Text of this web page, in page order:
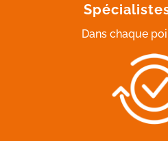
Dans chaque